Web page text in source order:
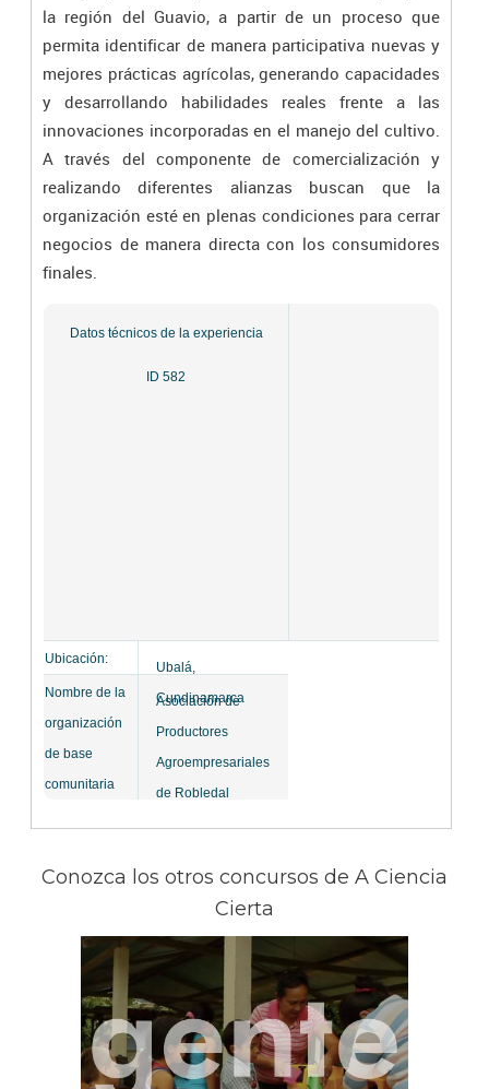
la región del Guavio, a partir de un proceso que
permita identificar de manera participativa nuevas y
mejores prácticas agrícolas, generando capacidades
y desarrollando habilidades reales frente a las
innovaciones incorporadas en el manejo del cultivo.
A través del componente de comercialización y
realizando diferentes alianzas buscan que la
organización esté en plenas condiciones para cerrar
negocios de manera directa con los consumidores
finales.
Datos técnicos de la experiencia
ID 582
Ubicación:
Ubalá,
Cundinamarca
Nombre de la
organización
de base
comunitaria
Asociación de
Productores
Agroempresariales
de Robledal
Conozca los otros concursos de A Ciencia
Cierta